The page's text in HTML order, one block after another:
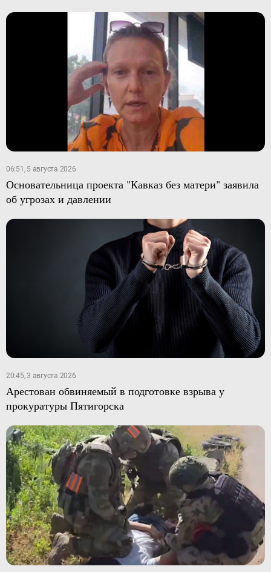
06:51, 5 августа 2026
Основательница проекта "Кавказ без матери" заявила
об угрозах и давлении
20:45, 3 августа 2026
Арестован обвиняемый в подготовке взрыва у
прокуратуры Пятигорска